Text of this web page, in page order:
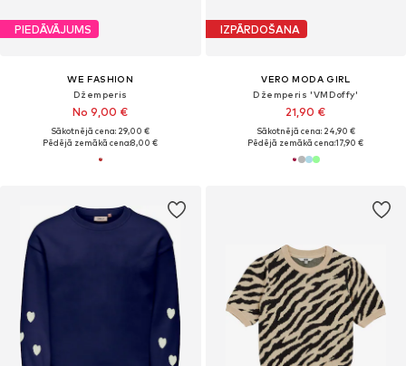
PIEDĀVĀJUMS
WE FASHION
Džemperis
No 9,00 €
Sākotnējā cena: 29,00 €
Pēdējā zemākā cena:8,00 €
IZPĀRDOŠANA
VERO MODA GIRL
Džemperis 'VMDoffy'
21,90 €
Sākotnējā cena: 24,90 €
Pēdējā zemākā cena:17,90 €